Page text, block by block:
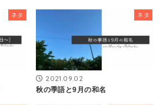
ネタ ネタ
2021.09.02
秋の季語と9月の和名